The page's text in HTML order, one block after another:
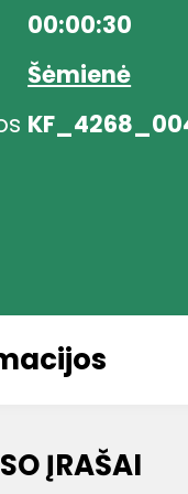
00:00:30
Šėmienė
ĮRAŠAI